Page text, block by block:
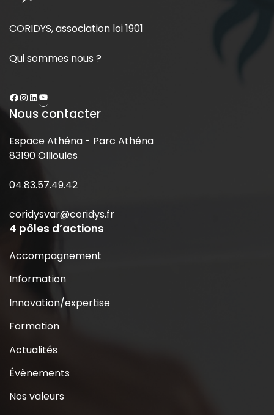
CORIDYS, association loi 1901
Qui sommes nous ?
Nous contacter
Espace Athéna - Parc Athéna
83190 Ollioules
04.83.57.49.42
coridysvar@coridys.fr
4 pôles d’actions
Accompagnement
Information
Innovation/expertise
Formation
Actualités
Évènements
Nos valeurs